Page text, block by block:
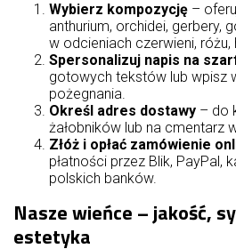
Wybierz kompozycję –
anthurium, orchidei, gerbery,
w odcieniach czerwieni, różu,
Spersonalizuj napis na
gotowych tekstów lub wpisz
pożegnania.
Określ adres dostawy – do
żałobników lub na cmentarz
Złóż i opłać zamówienie
płatności przez Blik, PayPal,
polskich banków.
Nasze wieńce – jakość,
estetyka